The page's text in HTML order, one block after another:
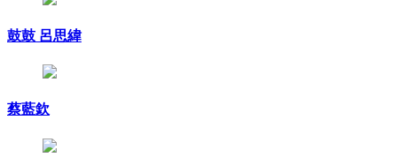
鼓鼓 呂思緯
蔡藍欽